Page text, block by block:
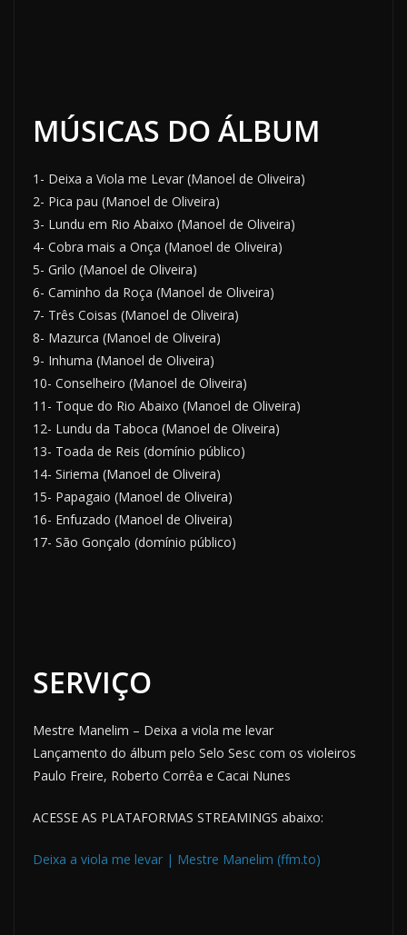
MÚSICAS DO ÁLBUM
1- Deixa a Viola me Levar (Manoel de Oliveira)
2- Pica pau (Manoel de Oliveira)
3- Lundu em Rio Abaixo (Manoel de Oliveira)
4- Cobra mais a Onça (Manoel de Oliveira)
5- Grilo (Manoel de Oliveira)
6- Caminho da Roça (Manoel de Oliveira)
7- Três Coisas (Manoel de Oliveira)
8- Mazurca (Manoel de Oliveira)
9- Inhuma (Manoel de Oliveira)
10- Conselheiro (Manoel de Oliveira)
11- Toque do Rio Abaixo (Manoel de Oliveira)
12- Lundu da Taboca (Manoel de Oliveira)
13- Toada de Reis (domínio público)
14- Siriema (Manoel de Oliveira)
15- Papagaio (Manoel de Oliveira)
16- Enfuzado (Manoel de Oliveira)
17- São Gonçalo (domínio público)
SERVIÇO
Mestre Manelim – Deixa a viola me levar
Lançamento do álbum pelo Selo Sesc com os violeiros
Paulo Freire, Roberto Corrêa e Cacai Nunes
ACESSE AS PLATAFORMAS STREAMINGS abaixo:
Deixa a viola me levar | Mestre Manelim (ffm.to)